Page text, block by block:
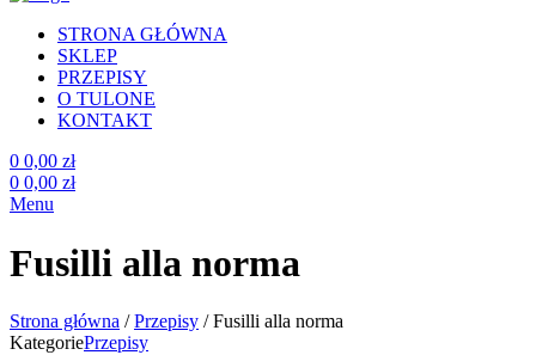
STRONA GŁÓWNA
SKLEP
PRZEPISY
O TULONE
KONTAKT
0 0,00 zł
0 0,00 zł
Menu
Fusilli alla norma
Strona główna /Przepisy /Fusilli alla norma
KategoriePrzepisy